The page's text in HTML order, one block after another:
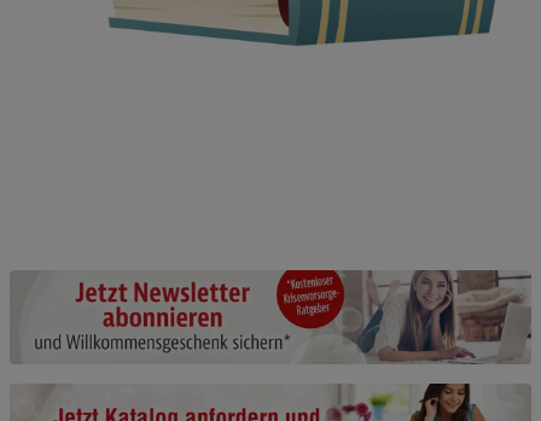
Beschreibung Notwendige Cookies
Cookie-Informationenanzeigen
Funktionale Cookies (1) Funktionale